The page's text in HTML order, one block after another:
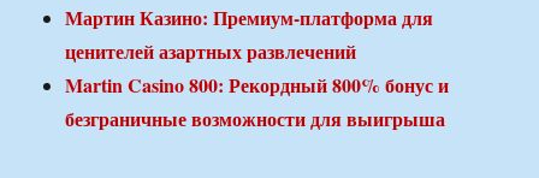
Мартин Казино: Премиум-платформа для
ценителей азартных развлечений
Martin Casino 800: Рекордный 800% бонус и
безграничные возможности для выигрыша